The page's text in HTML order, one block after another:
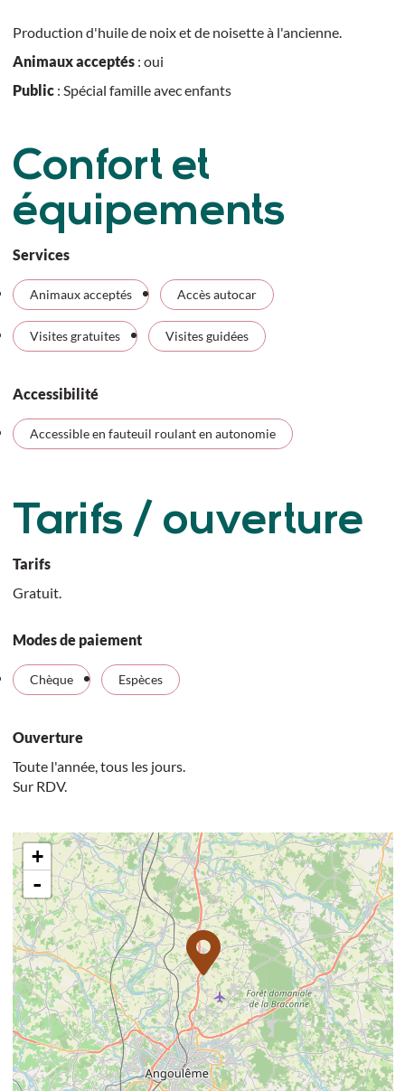
Production d'huile de noix et de noisette à l'ancienne.
Animaux acceptés: oui
Public: Spécial famille avec enfants
Confort et
équipements
Services
Animaux acceptés Accès autocar
Visites gratuites Visites guidées
Accessibilité
Accessible en fauteuil roulant en autonomie
Tarifs / ouverture
Tarifs
Gratuit.
Modes de paiement
Chèque Espèces
Ouverture
Toute l'année, tous les jours.
Sur RDV.
+
-